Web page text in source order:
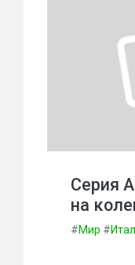
Серия
на
#Мир #